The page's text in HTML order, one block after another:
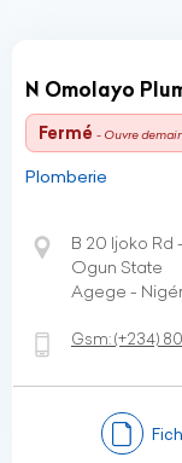
N Omolayo
Fermé - Ouvre
Plomberie
B 20 Ijoko Rd
Ogun State
Agege -
Gsm:(+234)